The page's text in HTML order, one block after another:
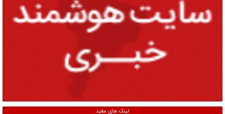
لینک های مفید